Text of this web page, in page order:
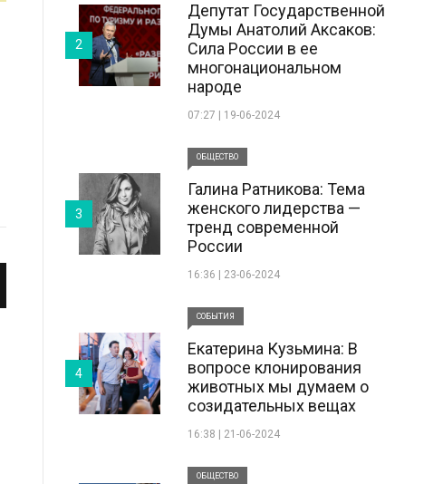
Депутат Государственной
Думы Анатолий Аксаков:
Сила России в ее
многонациональном
народе
07:27 | 19-06-2024
2
ОБЩЕСТВО
Галина Ратникова: Тема
женского лидерства —
тренд современной
России
16:36 | 23-06-2024
3
СОБЫТИЯ
Екатерина Кузьмина: В
вопросе клонирования
животных мы думаем о
созидательных вещах
16:38 | 21-06-2024
4
ОБЩЕСТВО